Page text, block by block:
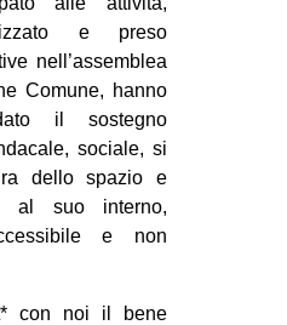
e preso
nell’assemblea
Comune, hanno
il sostegno
sociale, si
dello spazio e
al suo interno,
e non
con noi il bene